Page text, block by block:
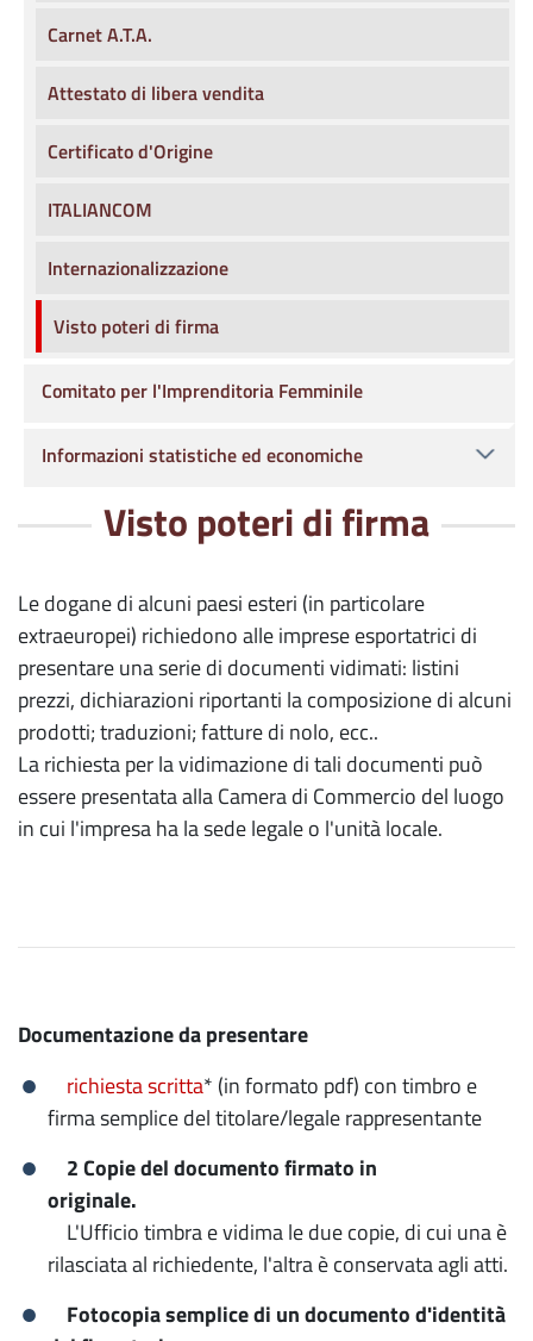
Visto poteri di firma
Le dogane di alcuni paesi esteri (in particolare
extraeuropei) richiedono alle imprese esportatrici di
presentare una serie di documenti vidimati: listini
prezzi, dichiarazioni riportanti la composizione di alcuni
prodotti; traduzioni; fatture di nolo, ecc..
La richiesta per la vidimazione di tali documenti può
essere presentata alla Camera di Commercio del luogo
in cui l'impresa ha la sede legale o l'unità locale.
Documentazione da presentare
richiesta scritta* (in formato pdf) con timbro e
firma semplice del titolare/legale rappresentante
2 Copie del documento firmato in
originale.
L'Ufficio timbra e vidima le due copie, di cui una è
rilasciata al richiedente, l'altra è conservata agli atti.
Fotocopia semplice di un documento d'identità
Carnet A.T.A.
Attestato di libera vendita
Certificato d'Origine
ITALIANCOM
Internazionalizzazione
Visto poteri di firma
Comitato per l'Imprenditoria Femminile
Informazioni statistiche ed economiche